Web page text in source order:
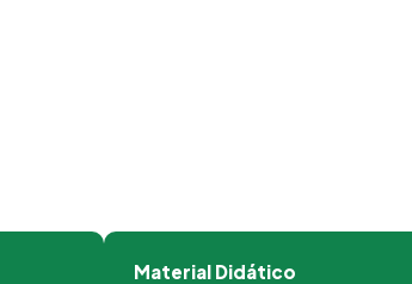
Material Didático